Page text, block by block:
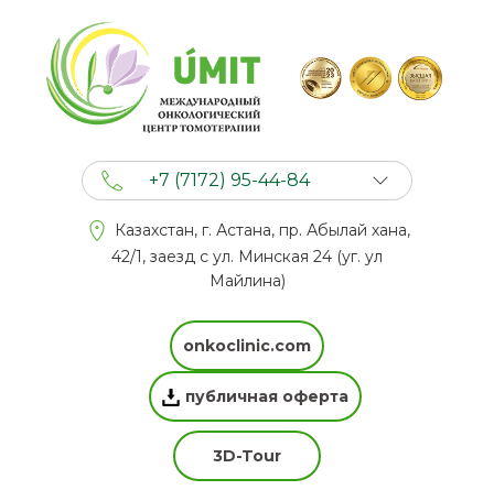
+7 (7172) 95-44-84
+7 (777) 201 44 44
Казахстан, г. Астана, пр. Абылай хана,
42/1, заезд с ул. Минская 24 (уг. ул
Майлина)
onkoclinic.com
публичная оферта
3D-Tour